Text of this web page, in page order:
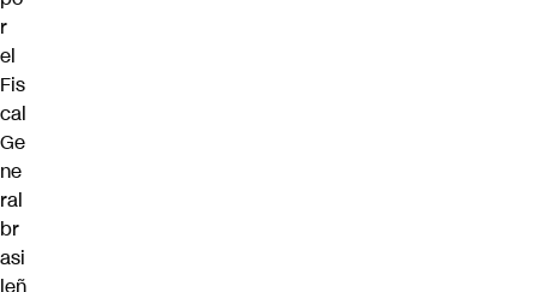
r
el
Fis
cal
Ge
ne
ral
br
asi
leñ